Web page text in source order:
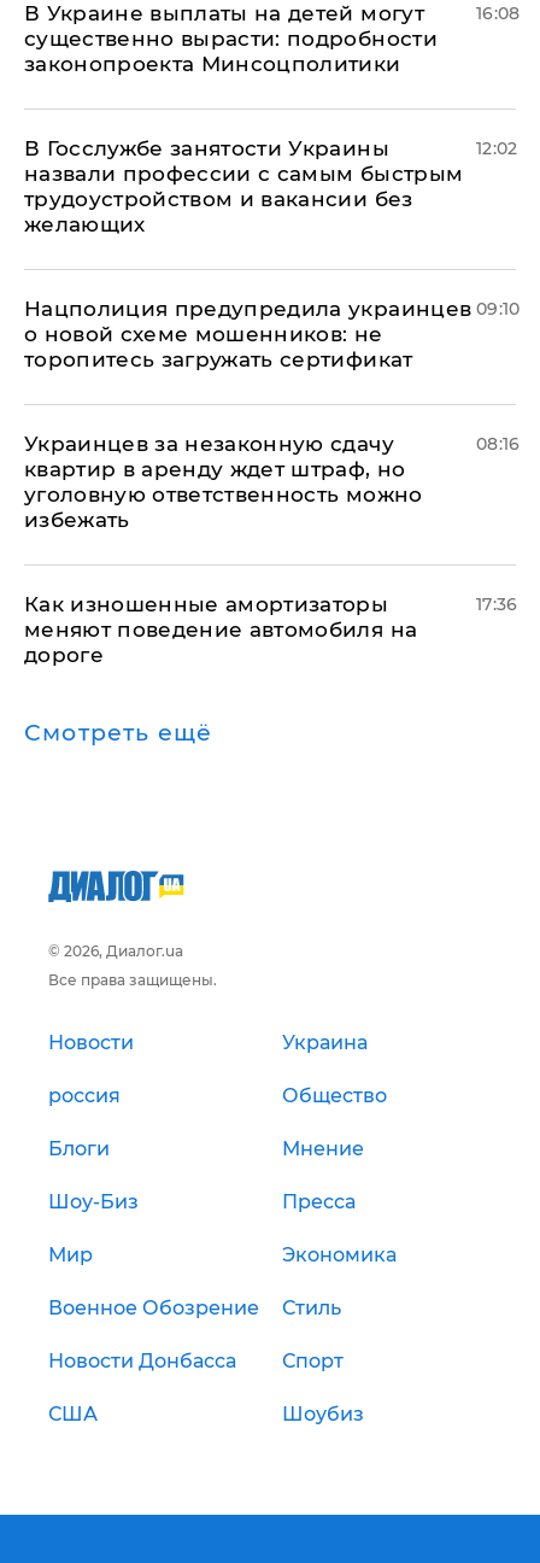
В Украине выплаты на детей могут
существенно вырасти: подробности
законопроекта Минсоцполитики
16:08
В Госслужбе занятости Украины
назвали профессии с самым быстрым
трудоустройством и вакансии без
желающих
12:02
Нацполиция предупредила украинцев
о новой схеме мошенников: не
торопитесь загружать сертификат
09:10
Украинцев за незаконную сдачу
квартир в аренду ждет штраф, но
уголовную ответственность можно
избежать
08:16
Как изношенные амортизаторы
меняют поведение автомобиля на
дороге
17:36
Смотреть ещё
© 2026, Диалог.ua
Все права защищены.
Новости Украина
россия Общество
Блоги Мнение
Шоу-Биз Пресса
Мир Экономика
Военное Обозрение Стиль
Новости Донбасса Спорт
США Шоубиз